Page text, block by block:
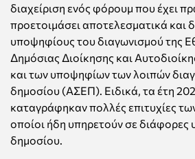
διαχείριση ενός φόρουμ που έχει
προετοιμάσει αποτελεσματικά και
υποψηφίους του διαγωνισμού της
Δημόσιας Διοίκησης και
και των υποψηφίων των λοιπών
δημοσίου (ΑΣΕΠ). Ειδικά, τα έτη
καταγράφηκαν πολλές επιτυχίες
οποίοι ήδη υπηρετούν σε διάφορες
δημοσίου.